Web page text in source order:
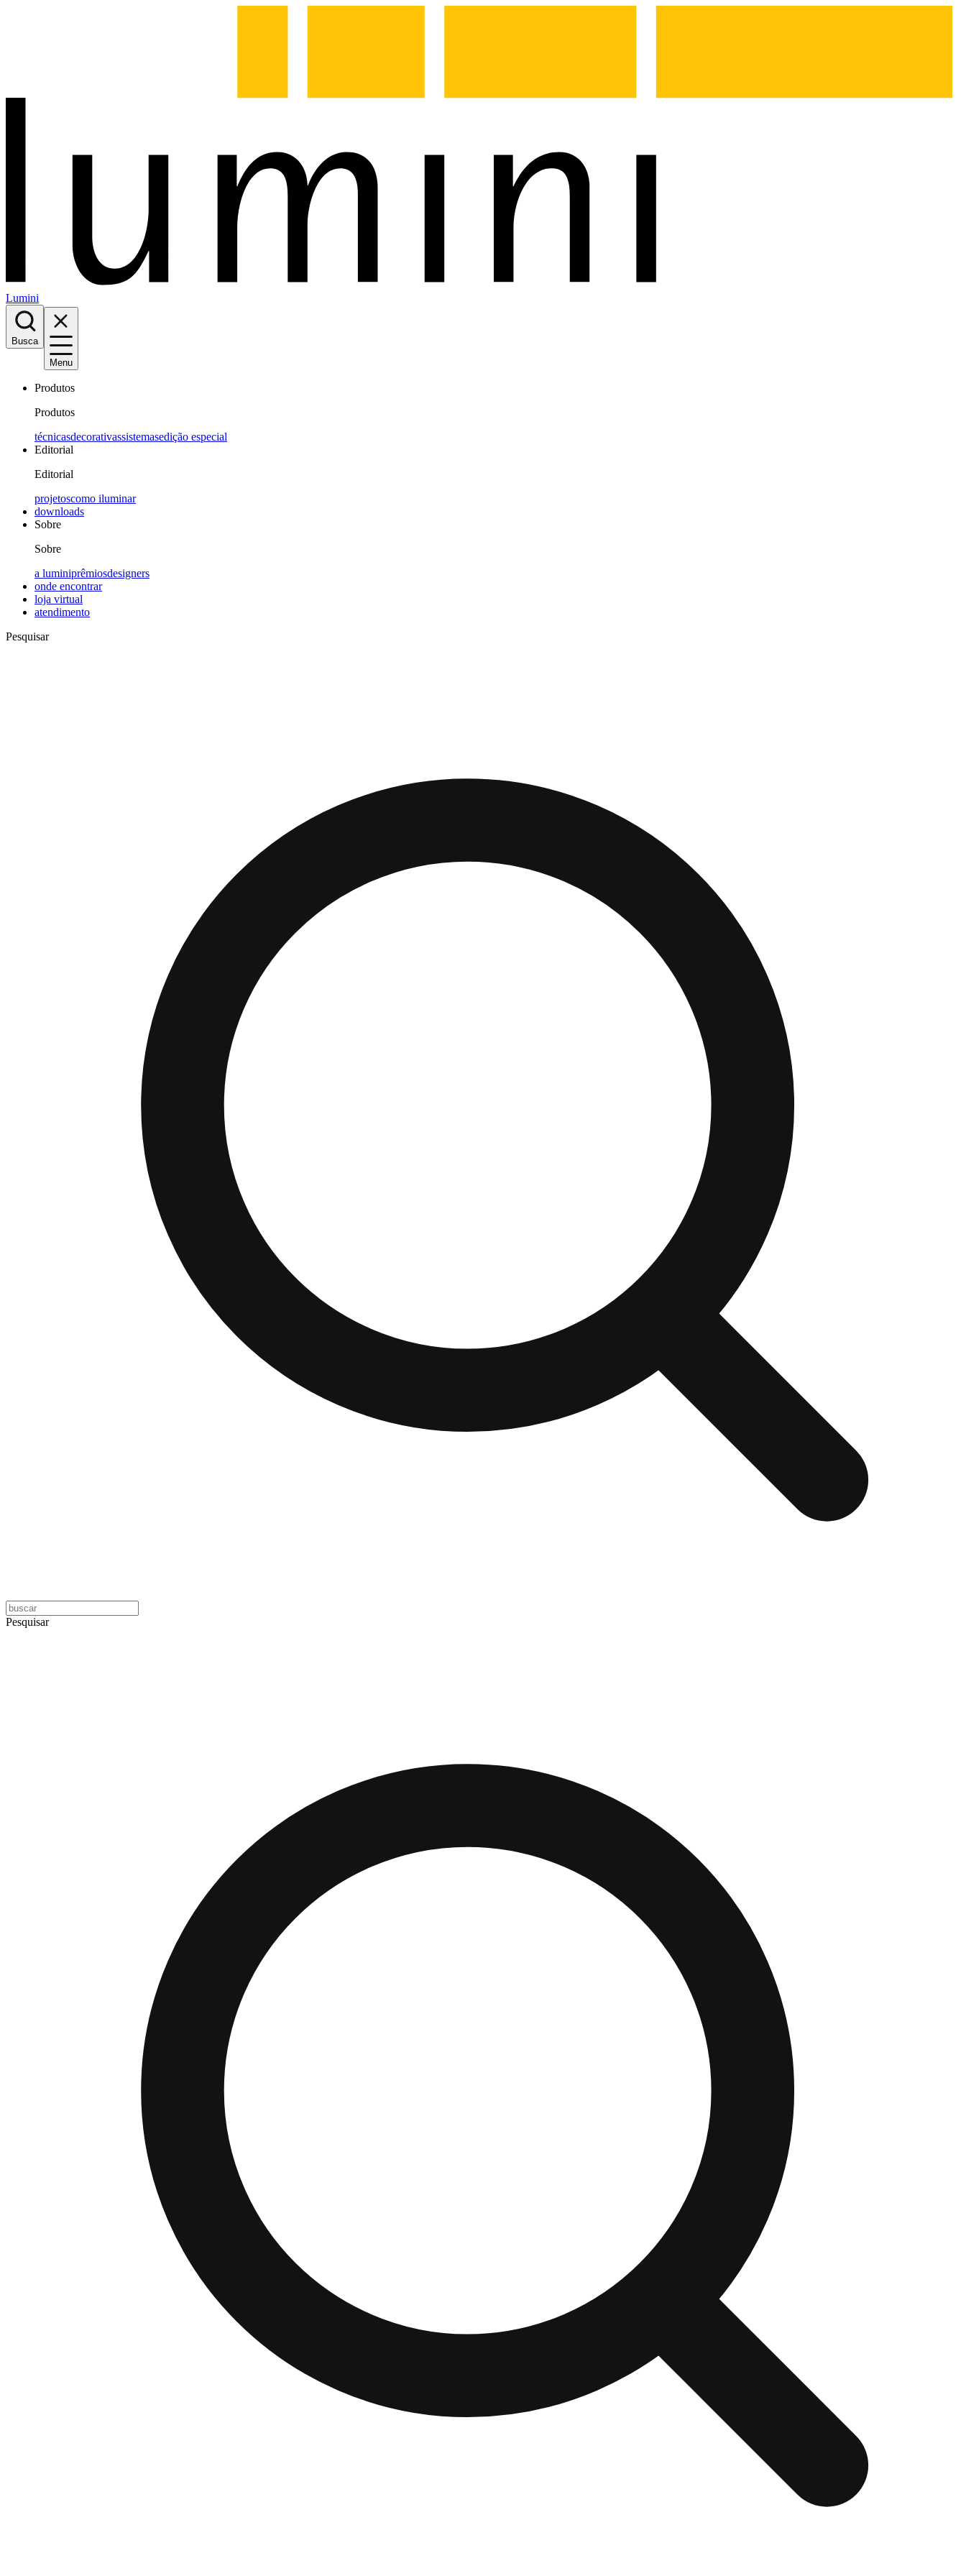
Lumini
Busca
Menu
Produtos
Produtos
técnicasdecorativassistemasedição especial
Editorial
Editorial
projetoscomo iluminar
downloads
Sobre
Sobre
a luminiprêmiosdesigners
onde encontrar
loja virtual
atendimento
Pesquisar
Pesquisar